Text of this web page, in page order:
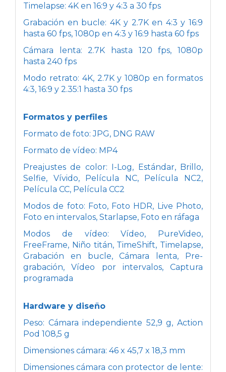
Timelapse: 4K en 16:9 y 4:3 a 30 fps
Grabación en bucle: 4K y 2.7K en 4:3 y 16:9
hasta 60 fps, 1080p en 4:3 y 16:9 hasta 60 fps
Cámara lenta: 2.7K hasta 120 fps, 1080p
hasta 240 fps
Modo retrato: 4K, 2.7K y 1080p en formatos
4:3, 16:9 y 2.35:1 hasta 30 fps
Formatos y perfiles
Formato de foto: JPG, DNG RAW
Formato de vídeo: MP4
Preajustes de color: I-Log, Estándar, Brillo,
Selfie, Vívido, Película NC, Película NC2,
Película CC, Película CC2
Modos de foto: Foto, Foto HDR, Live Photo,
Foto en intervalos, Starlapse, Foto en ráfaga
Modos de vídeo: Vídeo, PureVideo,
FreeFrame, Niño titán, TimeShift, Timelapse,
Grabación en bucle, Cámara lenta, Pre-
grabación, Vídeo por intervalos, Captura
programada
Hardware y diseño
Peso: Cámara independiente 52,9 g, Action
Pod 108,5 g
Dimensiones cámara: 46 x 45,7 x 18,3 mm
Dimensiones cámara con protector de lente: